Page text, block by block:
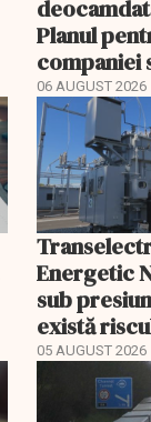
Planul
companiei
fost
06 AUGUST 2026
Energetic
sub
există
majore
05 AUGUST 2026